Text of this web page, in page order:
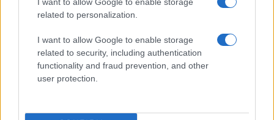
related to personalization.
I want to allow Google to enable storage
related to security, including authentication
functionality and fraud prevention, and other
user protection.
ΗΠΑ: Η Γερουσία ενέκρινε νέες κυρώσεις κατά
της Ρωσίας για τους υδρογονάνθρακες
7/08/2026 - 10:11μμ